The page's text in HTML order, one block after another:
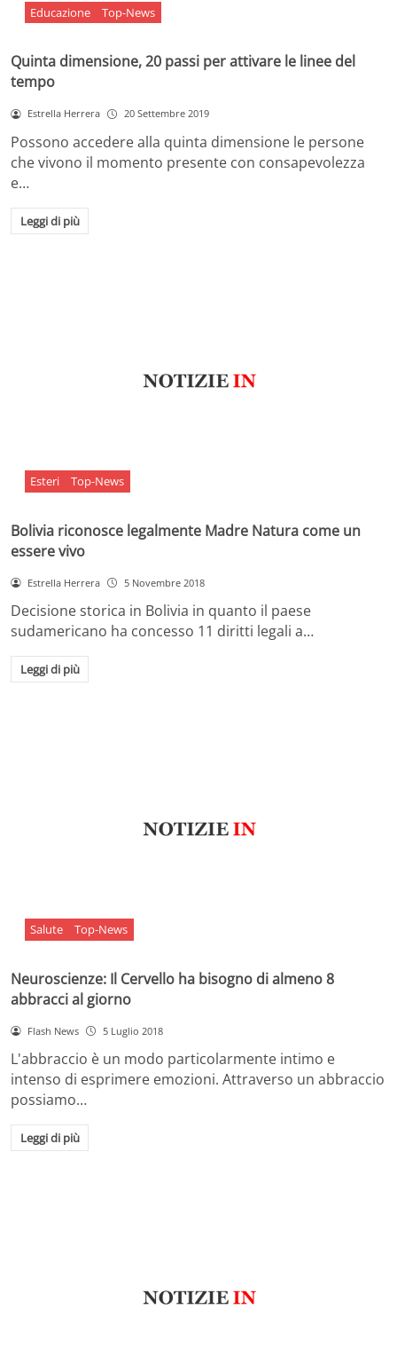
Educazione Top-News
Quinta dimensione, 20 passi per attivare le linee del
tempo
Estrella Herrera 20 Settembre 2019
Possono accedere alla quinta dimensione le persone
che vivono il momento presente con consapevolezza
e…
Leggi di più
Esteri Top-News
Bolivia riconosce legalmente Madre Natura come un
essere vivo
Estrella Herrera 5 Novembre 2018
Decisione storica in Bolivia in quanto il paese
sudamericano ha concesso 11 diritti legali a…
Leggi di più
Salute Top-News
Neuroscienze: Il Cervello ha bisogno di almeno 8
abbracci al giorno
Flash News 5 Luglio 2018
L'abbraccio è un modo particolarmente intimo e
intenso di esprimere emozioni. Attraverso un abbraccio
possiamo…
Leggi di più